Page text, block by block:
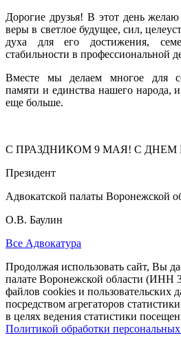
Дорогие друзья! В этот день
веры в светлое будущее, сил,
духа для его достижения,
стабильности в профессиональной
Вместе мы делаем многое для
памяти и единства нашего народа,
еще больше.
С ПРАЗДНИКОМ 9 МАЯ! С ДНЕМ
Президент
Адвокатской палаты Воронежской
О.В. Баулин
Все Адвокатура
Продолжая использовать сайт, Вы
палате Воронежской области (ИНН
файлов cookies и пользовательских
посредством агрегаторов
в целях ведения статистики
Политикой обработки